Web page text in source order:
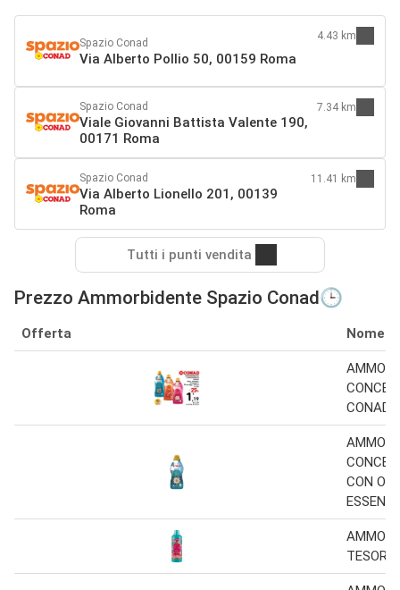
Spazio Conad
Via Alberto Pollio 50, 00159 Roma
4.43 km
Spazio Conad
Viale Giovanni Battista Valente 190,
00171 Roma
7.34 km
Spazio Conad
Via Alberto Lionello 201, 00139
Roma
11.41 km
Tutti i punti vendita
Prezzo Ammorbidente Spazio Conad🕒
Offerta Nome
CONAD
CON OLI
TESORI